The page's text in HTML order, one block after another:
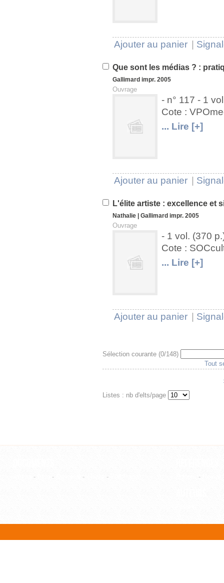
Ajouter au panier |
Que sont les médias ? :
Gallimard impr. 2005
Ouvrage
U
V
- n° 117 - 1
Cote :
... Lire [+]
Ajouter au panier |
L'élite artiste : excellence et
Nathalie | Gallimard impr. 2005
Ouvrage
U
V
- 1 vol. (370
Cote :
... Lire [+]
Ajouter au panier |
Sélection courante (0/148)
Tout
Listes : nb d'elts/page
- - - - -